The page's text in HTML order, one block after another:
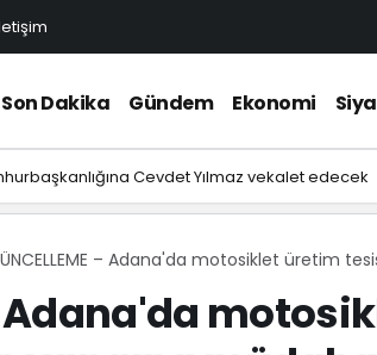
Son Dakika Gündem Ekonomi
Cevdet Yılmaz vekalet edecek
– Adana'da motosiklet üretim
– Adana'da